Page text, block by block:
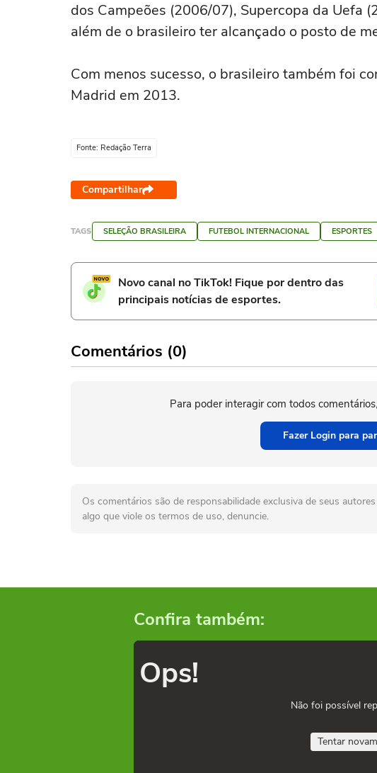
dos Campeões (2006/07), Supercopa da Uefa
além de o brasileiro ter alcançado o posto de
Com menos sucesso, o brasileiro também foi
Madrid em 2013.
Fonte: Redação Terra
Compartilhar
TAGS SELEÇÃO BRASILEIRA FUTEBOL INTERNACIONAL ESPORTES
Novo canal no TikTok! Fique por dentro das
principais notícias de esportes.
Comentários (0)
Para poder interagir com todos
Fazer Login para
Os comentários são de responsabilidade exclusiva de seus
algo que viole os termos de uso, denuncie.
Confira também:
Ops!
Não foi possível
Tentar